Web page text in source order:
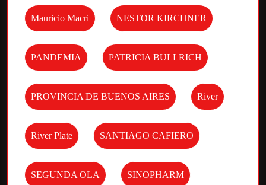
Mauricio Macri NESTOR KIRCHNER
PANDEMIA PATRICIA BULLRICH
PROVINCIA DE BUENOS AIRES River
River Plate SANTIAGO CAFIERO
SEGUNDA OLA SINOPHARM